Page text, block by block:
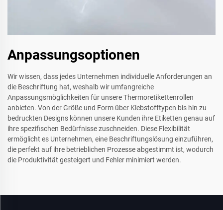
Anpassungsoptionen
Wir wissen, dass jedes Unternehmen individuelle Anforderungen an
die Beschriftung hat, weshalb wir umfangreiche
Anpassungsmöglichkeiten für unsere Thermoretikettenrollen
anbieten. Von der Größe und Form über Klebstofftypen bis hin zu
bedruckten Designs können unsere Kunden ihre Etiketten genau auf
ihre spezifischen Bedürfnisse zuschneiden. Diese Flexibilität
ermöglicht es Unternehmen, eine Beschriftungslösung einzuführen,
die perfekt auf ihre betrieblichen Prozesse abgestimmt ist, wodurch
die Produktivität gesteigert und Fehler minimiert werden.